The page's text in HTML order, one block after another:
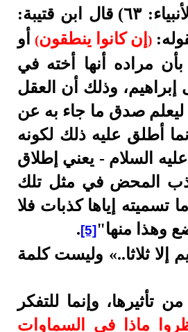
٦٣)
قال ابن قتيبة:
)إن كانوا ينطقون(
أو
مراده أنها أخته في
وذلك أن العقل
ليعلم صدق ما جاء به عن
أطلق عليه ذلك لكونه
السلام - يعني إطلاق
المحض في مثل تلك
إياها كذبات فلا
وهذا منها" [5]
.
ثلاثا..» وليست كلمة
وإنما للتفكر
ماذا في السماوات